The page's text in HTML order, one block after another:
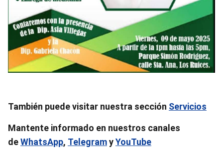
También puede visitar nuestra sección Servicios
Mantente informado en nuestros canales
deWhatsApp, TelegramyYouTube